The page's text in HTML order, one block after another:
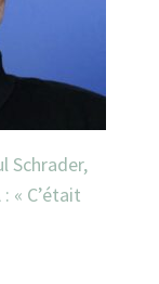
Schrader,
« C’était